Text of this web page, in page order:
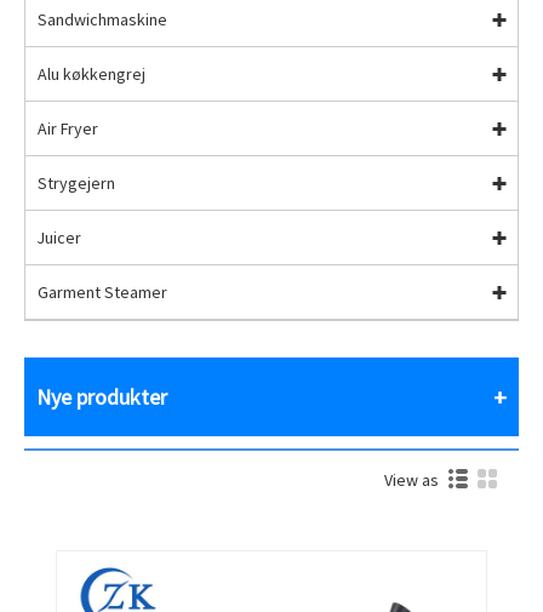
Sandwichmaskine
Alu køkkengrej
Air Fryer
Strygejern
Juicer
Garment Steamer
Nye produkter
View as